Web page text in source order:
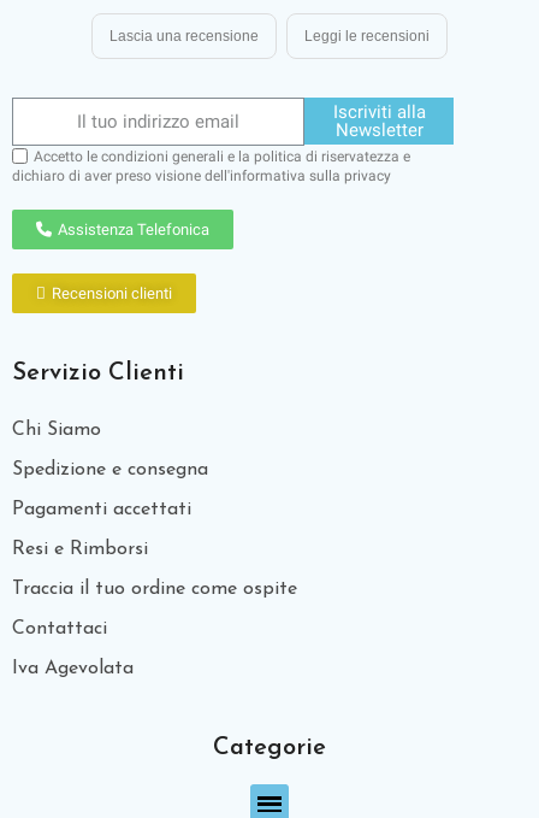
Lascia una recensione Leggi le recensioni
Iscriviti alla
Newsletter
Accetto le condizioni generali e la politica di riservatezza e
dichiaro di aver preso visione dell'informativa sulla privacy
Assistenza Telefonica
Recensioni clienti
Servizio Clienti
Chi Siamo
Spedizione e consegna
Pagamenti accettati
Resi e Rimborsi
Traccia il tuo ordine come ospite
Contattaci
Iva Agevolata
Categorie